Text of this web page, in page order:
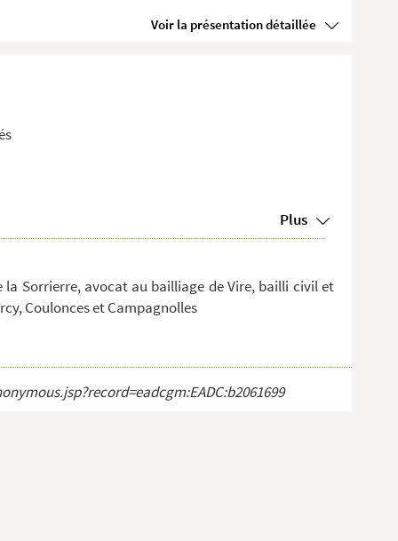
Voir la présentation détaillée
Plus
la Sorrierre, avocat au bailliage de Vire, bailli civil et
Coulonces et Campagnolles